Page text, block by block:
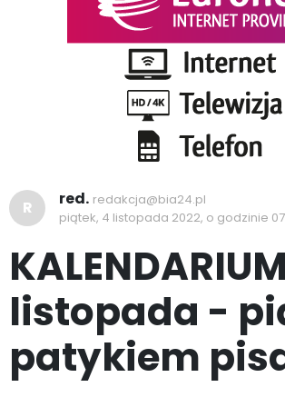
R red. redakcja@bia24.pl
piątek, 4 listopada 2022, o godzinie
listopada -
patykiem